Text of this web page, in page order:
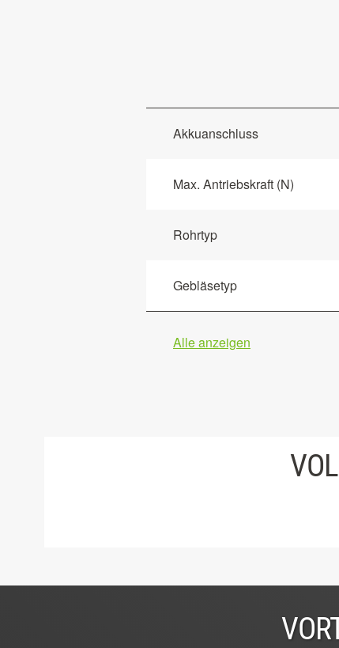
Akkuanschluss
Max. Antriebskraft (N)
Rohrtyp
Gebläsetyp
Alle anzeigen